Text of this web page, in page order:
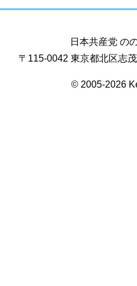
日本共産党 の
〒115-0042 東京都北区志
© 2005-2026